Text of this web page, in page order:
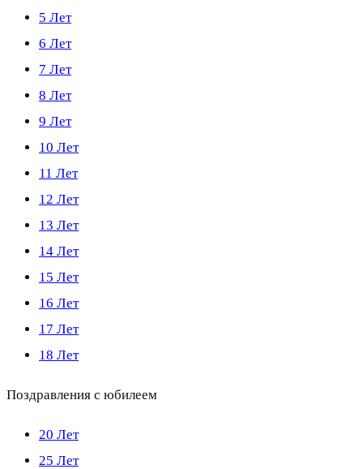
5 Лет
6 Лет
7 Лет
8 Лет
9 Лет
10 Лет
11 Лет
12 Лет
13 Лет
14 Лет
15 Лет
16 Лет
17 Лет
18 Лет
Поздравления с юбилеем
20 Лет
25 Лет